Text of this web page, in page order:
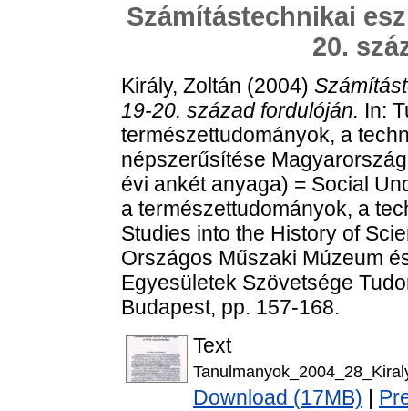
Számítástechnikai
20.
Király, Zoltán (2004)
19-20. század fordulóján. In:
természettudományok, a
népszerűsítése
évi ankét anyaga) = Social
a természettudományok, a
Studies into the History of
Országos Műszaki Múzeum
Egyesületek Szövetsége
Budapest, pp. 157-168.
Text
Download (17MB)